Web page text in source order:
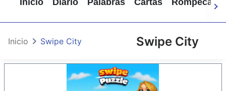
Inicio Diario Palabras Cartas
Swipe City
Inicio Swipe City